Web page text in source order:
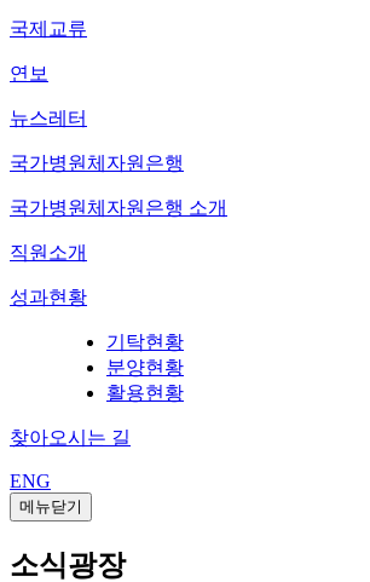
국제교류
연보
뉴스레터
국가병원체자원은행
국가병원체자원은행 소개
직원소개
성과현황
기탁현황
분양현황
활용현황
찾아오시는 길
ENG
메뉴닫기
소식광장